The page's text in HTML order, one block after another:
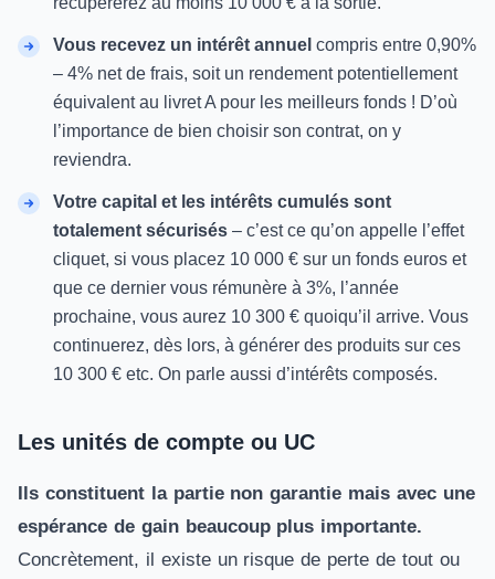
Vous recevez un intérêt annuel compris entre 0,90%
– 4% net de frais, soit un rendement potentiellement
équivalent au livret A pour les meilleurs fonds ! D’où
l’importance de bien choisir son contrat, on y
reviendra.
Votre capital et les intérêts cumulés sont
totalement sécurisés – c’est ce qu’on appelle l’effet
cliquet, si vous placez 10 000 € sur un fonds euros et
que ce dernier vous rémunère à 3%, l’année
prochaine, vous aurez 10 300 € quoiqu’il arrive. Vous
continuerez, dès lors, à générer des produits sur ces
10 300 € etc. On parle aussi d’intérêts composés.
Les unités de compte ou UC
Ils constituent la partie non garantie mais avec une
espérance de gain beaucoup plus importante.
Concrètement, il existe un risque de perte de tout ou